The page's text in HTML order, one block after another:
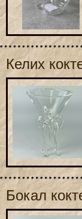
Келих
Бокал